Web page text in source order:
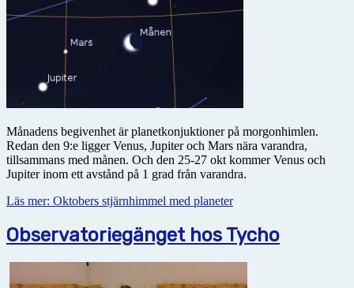
Månadens begivenhet är planetkonjuktioner på morgonhimlen.
Redan den 9:e ligger Venus, Jupiter och Mars nära varandra,
tillsammans med månen. Och den 25-27 okt kommer Venus och
Jupiter inom ett avstånd på 1 grad från varandra.
Läs mer: Oktobers stjärnhimmel med planeter
Observatoriegänget hos Tycho